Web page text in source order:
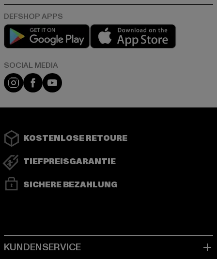
Play market
Instagram
FacebookYouTube
KOSTENLOSE RETOURE
TIEFPREISGARANTIE
SICHERE BEZAHLUNG